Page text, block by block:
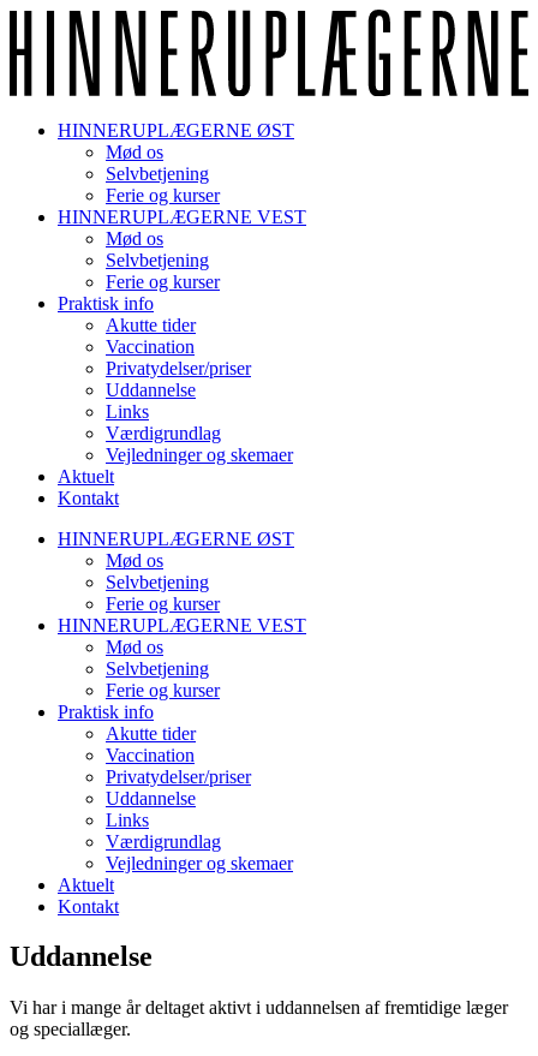
HINNERUPLÆGERNE ØST
Mød os
Selvbetjening
Ferie og kurser
HINNERUPLÆGERNE VEST
Mød os
Selvbetjening
Ferie og kurser
Praktisk info
Akutte tider
Vaccination
Privatydelser/priser
Uddannelse
Links
Værdigrundlag
Vejledninger og skemaer
Aktuelt
Kontakt
HINNERUPLÆGERNE ØST
Mød os
Selvbetjening
Ferie og kurser
HINNERUPLÆGERNE VEST
Mød os
Selvbetjening
Ferie og kurser
Praktisk info
Akutte tider
Vaccination
Privatydelser/priser
Uddannelse
Links
Værdigrundlag
Vejledninger og skemaer
Aktuelt
Kontakt
Uddannelse
Vi har i mange år deltaget aktivt i uddannelsen af fremtidige læger
og speciallæger.